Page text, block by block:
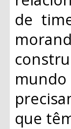
de
que